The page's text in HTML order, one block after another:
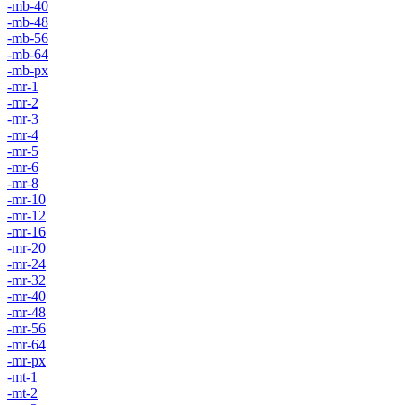
-mb-40
-mb-48
-mb-56
-mb-64
-mb-px
-mr-1
-mr-2
-mr-3
-mr-4
-mr-5
-mr-6
-mr-8
-mr-10
-mr-12
-mr-16
-mr-20
-mr-24
-mr-32
-mr-40
-mr-48
-mr-56
-mr-64
-mr-px
-mt-1
-mt-2